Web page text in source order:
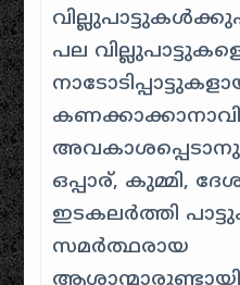
പല
അവകാശപ്പെടാനും
ഒപ്പാര്‌‍, കുമ്മി,
ഇടകലർത്തി
സമർത്ഥരായ